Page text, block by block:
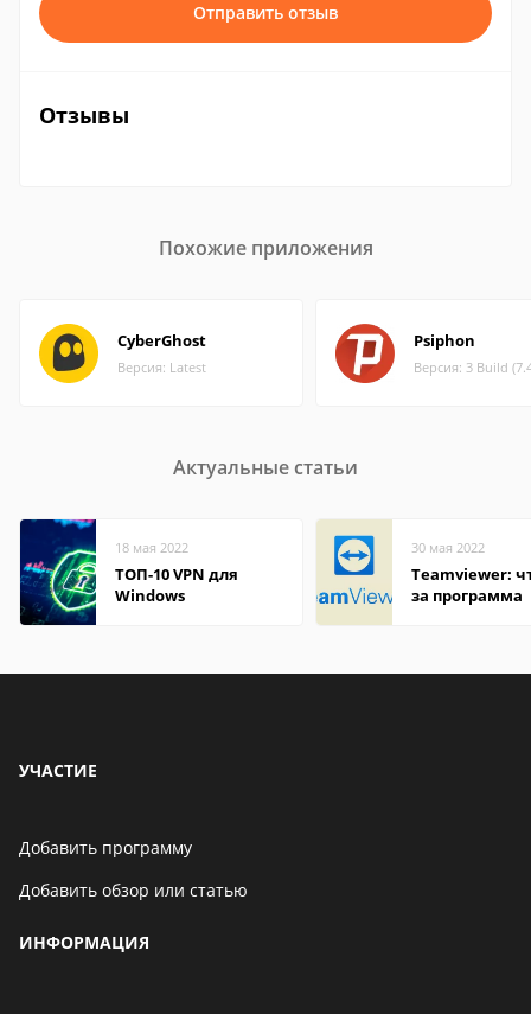
Отправить отзыв
Отзывы
Похожие приложения
CyberGhost
Версия: Latest
Psiphon
Версия: 3 Build
Актуальные статьи
18 мая 2022
ТОП-10 VPN для
Windows
30 мая 2022
Teamviewer:
за программа
УЧАСТИЕ
Добавить программу
Добавить обзор или статью
ИНФОРМАЦИЯ